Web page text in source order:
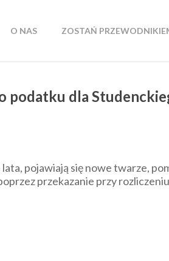
O NAS ZOSTAŃ
podatku dla
pojawiają się nowe twarze,
przekazanie przy